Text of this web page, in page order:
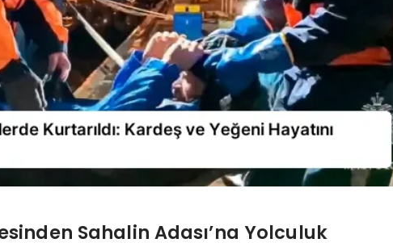
Sahalin Adası’na Yolculuk